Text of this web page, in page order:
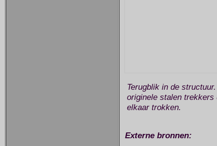
Terugblik in de
originele stalen
elkaar trokken.
Externe bronnen: